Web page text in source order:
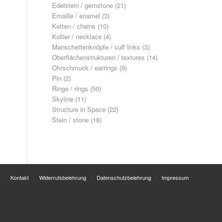
Edelstein / gemstone (21)
Emaille / enamel (3)
Ketten / chains (10)
Kollier / necklace (4)
Manschettenknöpfe / cuff links (3)
Oberflächenstrukturen / textures (14)
Ohrschmuck / earrings (9)
Pin (2)
Ringe / rings (50)
Skyline (11)
Structure in Space (22)
Stein / stone (18)
Kontakt Widerrufsbelehrung Datenschutzbelehrung Impressum